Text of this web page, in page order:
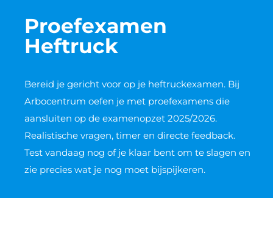
Proefexamen
Heftruck
Bereid je gericht voor op je heftruckexamen. Bij
Arbocentrum oefen je met proefexamens die
aansluiten op de examenopzet 2025/2026.
Realistische vragen, timer en directe feedback.
Test vandaag nog of je klaar bent om te slagen en
zie precies wat je nog moet bijspijkeren.